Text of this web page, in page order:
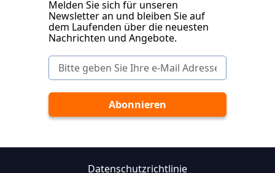
Melden Sie sich für unseren
Newsletter an und bleiben Sie auf
dem Laufenden über die neuesten
Nachrichten und Angebote.
Datenschutzrichtlinie